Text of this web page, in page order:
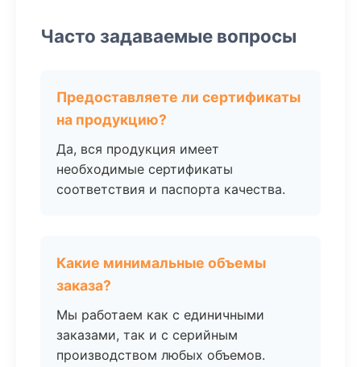
Часто задаваемые вопросы
Предоставляете ли сертификаты
на продукцию?
Да, вся продукция имеет
необходимые сертификаты
соответствия и паспорта качества.
Какие минимальные объемы
заказа?
Мы работаем как с единичными
заказами, так и с серийным
производством любых объемов.